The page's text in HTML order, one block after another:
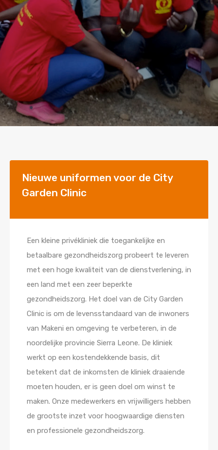
Nieuwe uniformen voor de City
Garden Clinic
Een kleine privékliniek die toegankelijke en
betaalbare gezondheidszorg probeert te leveren
met een hoge kwaliteit van de dienstverlening, in
een land met een zeer beperkte
gezondheidszorg. Het doel van de City Garden
Clinic is om de levensstandaard van de inwoners
van Makeni en omgeving te verbeteren, in de
noordelijke provincie Sierra Leone. De kliniek
werkt op een kostendekkende basis, dit
betekent dat de inkomsten de kliniek draaiende
moeten houden, er is geen doel om winst te
maken. Onze medewerkers en vrijwilligers hebben
de grootste inzet voor hoogwaardige diensten
en professionele gezondheidszorg.